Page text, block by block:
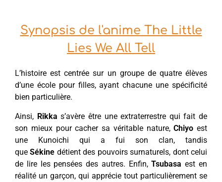
Synopsis de l'anime The Little
Lies We All Tell
L’histoire est centrée sur un groupe de quatre élèves
d’une école pour filles, ayant chacune une spécificité
bien particulière.
Ainsi, Rikka s’avère être une extraterrestre qui fait de
son mieux pour cacher sa véritable nature,Chiyo est
une Kunoichi qui a fui son clan, tandis
queSékine détient des pouvoirs surnaturels, dont celui
de lire les pensées des autres. Enfin,Tsubasa est en
réalité un garçon, qui apprécie tout particulièrement se